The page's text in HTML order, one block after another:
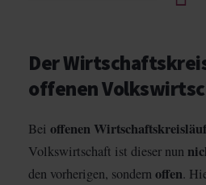
Der
offenen
Bei offenen
Volkswirtschaft ist dieser nun
den vorherigen, sondern offen.